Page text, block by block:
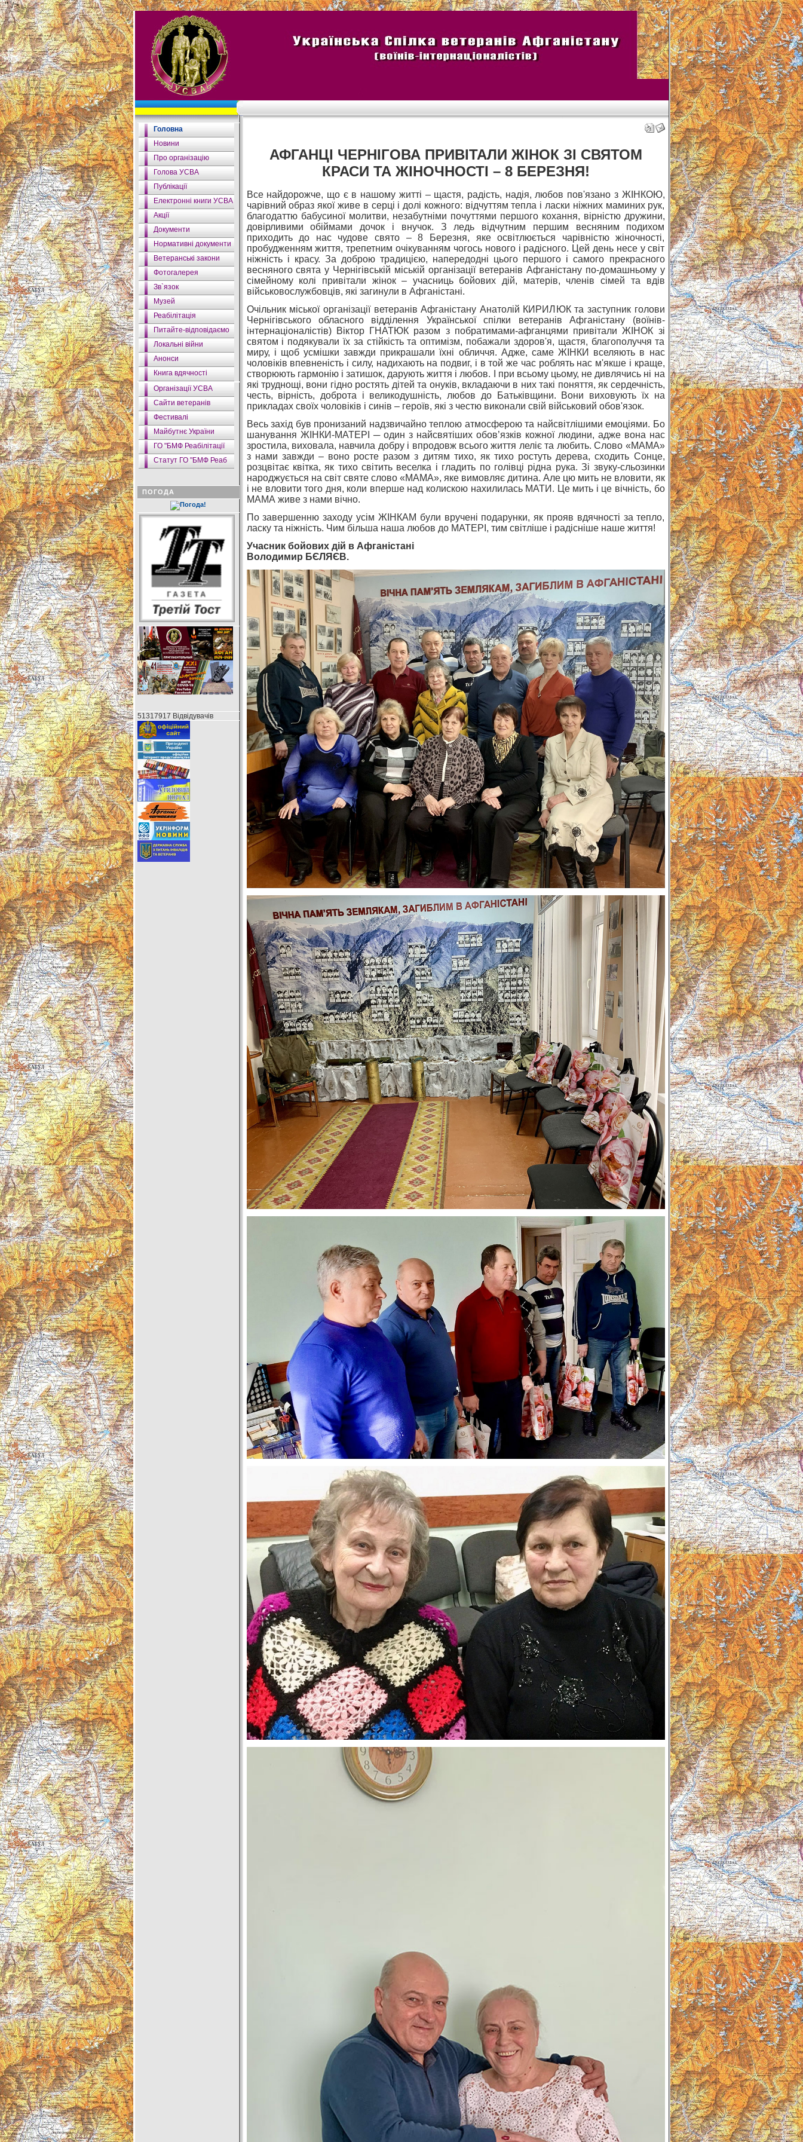
" />
Головна
Новини
Про організацію
Голова УСВА
Публікації
Електронні книги УСВА
Акції
Документи
Нормативні документи
Ветеранські закони
Фотогалерея
Зв`язок
Музей
Реабілітація
Питайте-відповідаємо
Локальні війни
Анонси
Книга вдячності
Організації УСВА
Сайти ветеранів
Фестивалі
Майбутнє України
ГО "БМФ Реабілітації
Статут ГО "БМФ Реаб
ПОГОДА
51317917 Відвідувачів
АФГАНЦІ ЧЕРНІГОВА ПРИВІТАЛИ ЖІНОК ЗІ СВЯТОМ
КРАСИ ТА ЖІНОЧНОСТІ – 8 БЕРЕЗНЯ!
Все найдорожче, що є в нашому житті – щастя, радість, надія, любов пов'язано з ЖІНКОЮ,
чарівний образ якої живе в серці і долі кожного: відчуттям тепла і ласки ніжних маминих рук,
благодаттю бабусиної молитви, незабутніми почуттями першого кохання, вірністю дружини,
довірливими обіймами дочок і внучок. З ледь відчутним першим весняним подихом
приходить до нас чудове свято – 8 Березня, яке освітлюється чарівністю жіночності,
пробудженням життя, трепетним очікуванням чогось нового і радісного. Цей день несе у світ
ніжність і красу. За доброю традицією, напередодні цього першого і самого прекрасного
весняного свята у Чернігівській міській організації ветеранів Афганістану по-домашньому у
сімейному колі привітали жінок – учасниць бойових дій, матерів, членів сімей та вдів
військовослужбовців, які загинули в Афганістані.
Очільник міської організації ветеранів Афганістану Анатолій КИРИЛЮК та заступник голови
Чернігівського обласного відділення Української спілки ветеранів Афганістану (воїнів-
інтернаціоналістів) Віктор ГНАТЮК разом з побратимами-афганцями привітали ЖІНОК зі
святом і подякували їх за стійкість та оптимізм, побажали здоров'я, щастя, благополуччя та
миру, і щоб усмішки завжди прикрашали їхні обличчя. Адже, саме ЖІНКИ вселяють в нас
чоловіків впевненість і силу, надихають на подвиг, і в той же час роблять нас м'якше і краще,
створюють гармонію і затишок, дарують життя і любов. І при всьому цьому, не дивлячись ні на
які труднощі, вони гідно ростять дітей та онуків, вкладаючи в них такі поняття, як сердечність,
честь, вірність, доброта і великодушність, любов до Батьківщини. Вони виховують їх на
прикладах своїх чоловіків і синів – героїв, які з честю виконали свій військовий обов'язок.
Весь захід був пронизаний надзвичайно теплою атмосферою та найсвітлішими емоціями. Бо
шанування ЖІНКИ-МАТЕРІ ─ один з найсвятіших обов’язків кожної людини, адже вона нас
зростила, виховала, навчила добру і впродовж всього життя леліє та любить. Слово «МАМА»
з нами завжди – воно росте разом з дитям тихо, як тихо ростуть дерева, сходить Сонце,
розцвітає квітка, як тихо світить веселка і гладить по голівці рідна рука. Зі звуку-сльозинки
народжується на світ святе слово «МАМА», яке вимовляє дитина. Але цю мить не вловити, як
і не вловити того дня, коли вперше над колискою нахилилась МАТИ. Це мить і це вічність, бо
МАМА живе з нами вічно.
По завершенню заходу усім ЖІНКАМ були вручені подарунки, як прояв вдячності за тепло,
ласку та ніжність. Чим більша наша любов до МАТЕРІ, тим світліше і радісніше наше життя!
Учасник бойових дій в Афганістані
Володимир БЄЛЯЄВ.